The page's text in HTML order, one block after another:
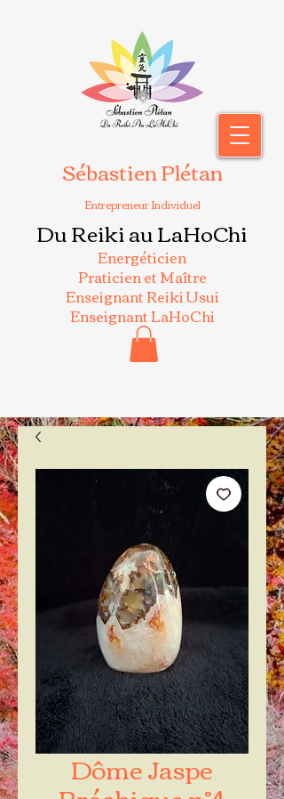
Sébastien Plétan
Entrepreneur Individuel
Du Reiki au LaHoChi
Energéticien
Praticien et Maître
Enseignant Reiki Usui
Enseignant LaHoChi
Dôme Jaspe